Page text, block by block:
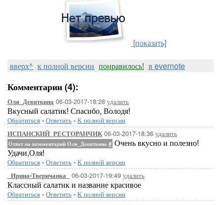
[показать]
вверх^ к полной версии понравилось! в evernote
Комментарии (4):
Оля_Девяткина 06-03-2017-18:28 удалить
Вкусный салатик! Спасибо, Володя!
Обратиться - Ответить - К полной версии
ИСПАНСКИЙ_РЕСТОРАНЧИК06-03-2017-18:36 удалить
Ответ на комментарий Оля_Девяткина # Очень вкусно и полезно!
Удачи,Оля!
Обратиться - Ответить - К полной версии
_Ирина-Тверичанка_ 06-03-2017-19:49 удалить
Классный салатик и название красивое
Обратиться - Ответить - К полной версии